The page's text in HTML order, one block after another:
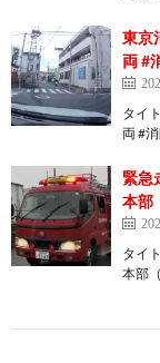
東京
両 #
タイ
両 #
緊急
本部
タイ
本部